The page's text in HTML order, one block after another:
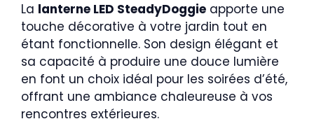
La lanterne LED SteadyDoggie apporte une
touche décorative à votre jardin tout en
étant fonctionnelle. Son design élégant et
sa capacité à produire une douce lumière
en font un choix idéal pour les soirées d’été,
offrant une ambiance chaleureuse à vos
rencontres extérieures.